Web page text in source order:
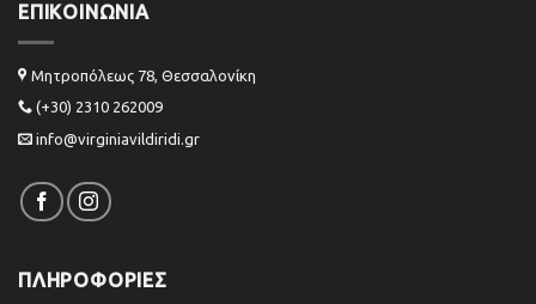
ΕΠΙΚΟΙΝΩΝΊΑ
Μητροπόλεως 78, Θεσσαλονίκη
(+30) 2310 262009
info@virginiavildiridi.gr
ΠΛΗΡΟΦΟΡΙΕΣ